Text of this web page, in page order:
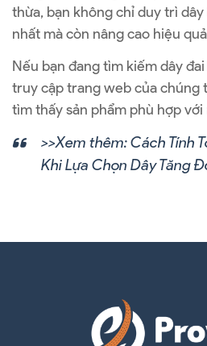
thừa, bạn không chỉ duy trì
nhất mà còn nâng cao hiệu
Nếu bạn đang tìm kiếm dây
truy cập trang web của chúng
tìm thấy sản phẩm phù hợp với
>>Xem thêm:Cách Tính
Khi Lựa Chọn Dây Tăng